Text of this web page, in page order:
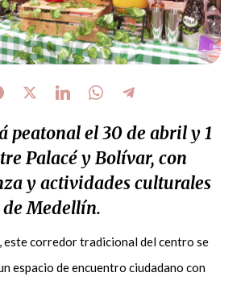
peatonal el 30 de abril y 1
Palacé y Bolívar, con
y actividades culturales
Medellín.
este corredor tradicional del centro se
espacio de encuentro ciudadano con